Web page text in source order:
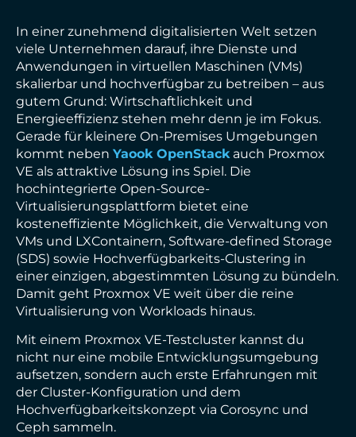
In einer zunehmend digitalisierten Welt setzen
viele Unternehmen darauf, ihre Dienste und
Anwendungen in virtuellen Maschinen (VMs)
skalierbar und hochverfügbar zu betreiben – aus
gutem Grund: Wirtschaftlichkeit und
Energieeffizienz stehen mehr denn je im Fokus.
Gerade für kleinere On-Premises Umgebungen
kommt neben Yaook OpenStack auch Proxmox
VE als attraktive Lösung ins Spiel. Die
hochintegrierte Open-Source-
Virtualisierungsplattform bietet eine
kosteneffiziente Möglichkeit, die Verwaltung von
VMs und LXContainern, Software-defined Storage
(SDS) sowie Hochverfügbarkeits-Clustering in
einer einzigen, abgestimmten Lösung zu bündeln.
Damit geht Proxmox VE weit über die reine
Virtualisierung von Workloads hinaus.
Mit einem Proxmox VE-Testcluster kannst du
nicht nur eine mobile Entwicklungsumgebung
aufsetzen, sondern auch erste Erfahrungen mit
der Cluster-Konfiguration und dem
Hochverfügbarkeitskonzept via Corosync und
Ceph sammeln.